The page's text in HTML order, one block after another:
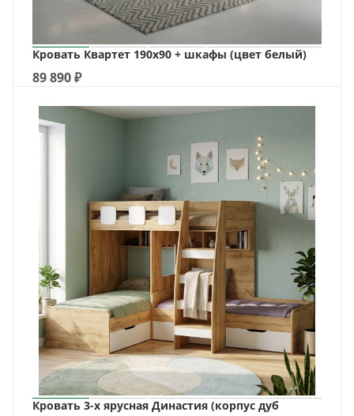
Кровать Квартет 190х90 + шкафы (цвет белый)
89 890₽
Кровать 3-х ярусная Династия (корпус дуб